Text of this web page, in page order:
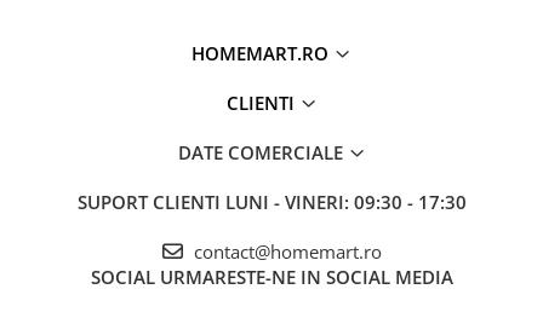
HOMEMART.RO
CLIENTI
DATE COMERCIALE
SUPORT CLIENTI LUNI - VINERI: 09:30 - 17:30
contact@homemart.ro
SOCIAL URMARESTE-NE IN SOCIAL MEDIA